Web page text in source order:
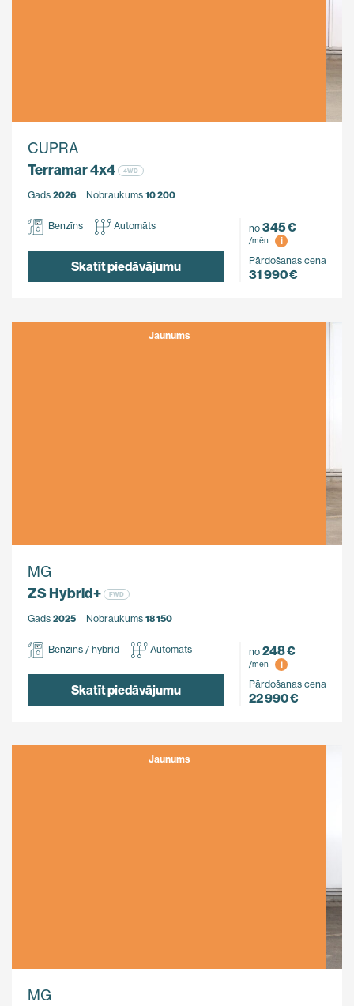
CUPRA
Terramar 4x4
4WD
Gads 2026 Nobraukums 10 200
Benzīns Automāts
Skatīt piedāvājumu
no 345 €
/mēn
i
Pārdošanas cena
31 990 €
Jaunums
MG
ZS Hybrid+
FWD
Gads 2025 Nobraukums 18 150
Benzīns / hybrid Automāts
Skatīt piedāvājumu
no 248 €
/mēn
i
Pārdošanas cena
22 990 €
Jaunums
MG